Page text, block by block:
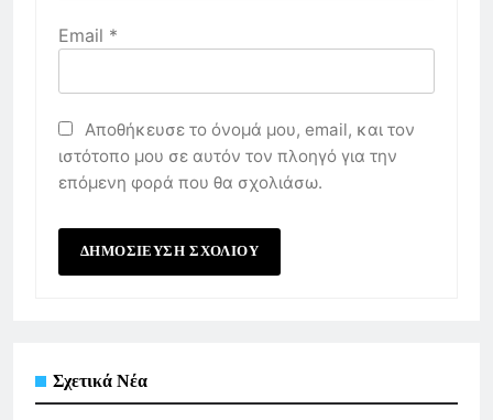
Email *
Αποθήκευσε το όνομά μου, email, και τον
ιστότοπο μου σε αυτόν τον πλοηγό για την
επόμενη φορά που θα σχολιάσω.
Σχετικά Νέα